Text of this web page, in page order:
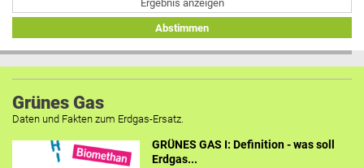
Ergebnis anzeigen
Abstimmen
Grünes Gas
Daten und Fakten zum Erdgas-Ersatz.
GRÜNES GAS I: Definition - was soll
Erdgas...